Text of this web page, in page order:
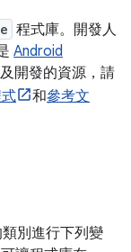
程式庫。開發人
Android
開發的資源，請
和參考文
別進行下列變